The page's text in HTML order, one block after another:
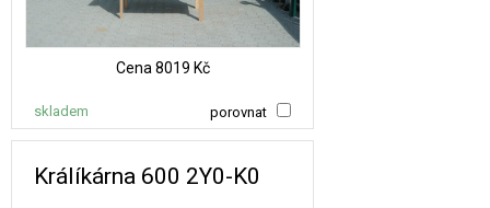
Cena 8019 Kč
porovnat
skladem
Králíkárna 600 2Y0-K0